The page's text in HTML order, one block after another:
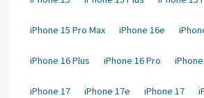
iPhone 15 Pro Max iPhone 16e
iPhone 16 Plus iPhone 16 Pro
iPhone 17 iPhone 17e iPhone 17